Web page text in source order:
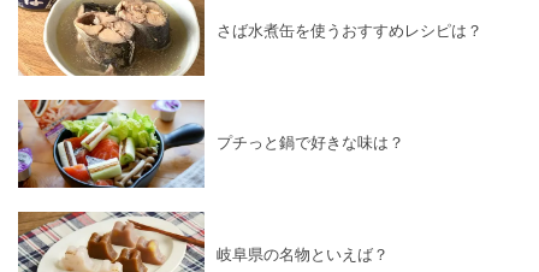
さば水煮缶を使うおすすめレシピは？
プチっと鍋で好きな味は？
岐阜県の名物といえば？